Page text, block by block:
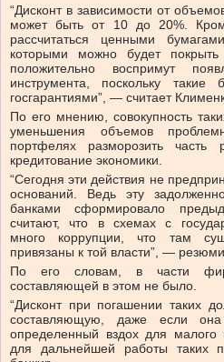
“Дисконт в зависимости от
может быть от 10 до 20%.
рассчитаться ценными
которыми можно будет покрыть
положительно воспримут
инструмента, поскольку такие
госгарантиями”, — считает
По его мнению, совокупность
уменьшения объемов
портфелях разморозить часть
кредитование экономики.
“Сегодня эти действия не
оснований. Ведь эту
банками сформировало
считают, что в схемах с
много коррупции, что там
привязаны к той власти”, —
По его словам, в части
составляющей в этом не было.
“Дисконт при погашении таких
составляющую, даже если
определенный вздох для малого
для дальнейшей работы таких